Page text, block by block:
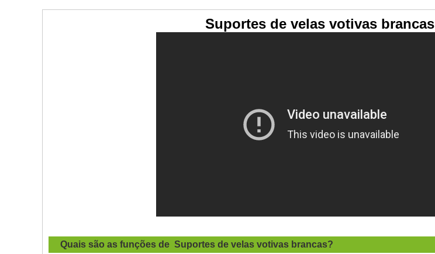
Suportes de velas votivas brancas
Quais são as funções de Suportes de velas votivas brancas?